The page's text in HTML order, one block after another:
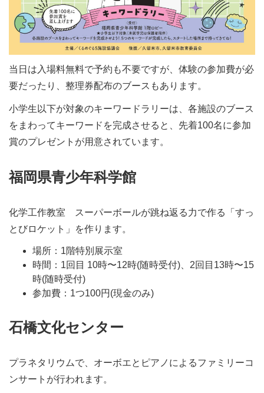
当日は入場料無料で予約も不要ですが、体験の参加費が必
要だったり、整理券配布のブースもあります。
小学生以下が対象のキーワードラリーは、各施設のブース
をまわってキーワードを完成させると、先着100名に参加
賞のプレゼントが用意されています。
福岡県青少年科学館
化学工作教室 スーパーボールが跳ね返る力で作る「すっ
とびロケット」を作ります。
場所：1階特別展示室
時間：1回目 10時〜12時(随時受付)、2回目13時〜15
時(随時受付)
参加費：1つ100円(現金のみ)
石橋文化センター
プラネタリウムで、オーボエとピアノによるファミリーコ
ンサートが行われます。